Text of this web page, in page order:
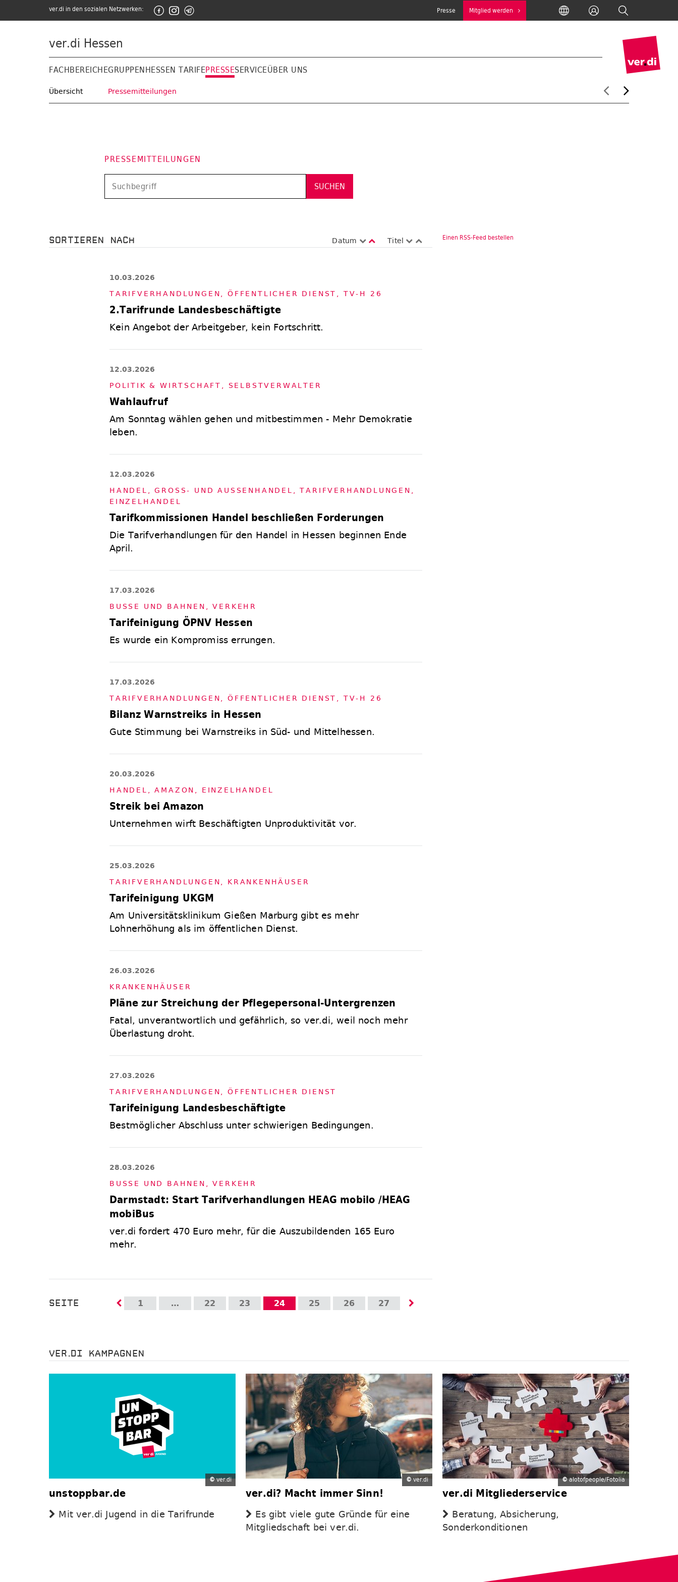
ver.di in den sozialen Netzwerken: Presse Mitglied werden InternationalAnmelden
ver.di Hessen
FACHBEREICHEGRUPPENHESSEN TARIFEPRESSESERVICEÜBER UNS
Übersicht Pressemitteilungen
PRESSEMITTEILUNGEN
SORTIEREN NACH Datum Titel
10.03.2026
TA­RIF­VER­HAND­LUN­GEN
,ÖF­FENT­LI­CHER DIENST TV-H 26
2.Tarifrunde Landesbeschäftigte
Kein Angebot der Arbeitgeber, kein Fortschritt.
12.03.2026
PO­LI­TIK & WIRT­SCHAFT
SELBST­VER­WAL­TER
Wahlaufruf
Am Sonntag wählen gehen und mitbestimmen - Mehr Demokratie
leben.
12.03.2026
HAN­DEL
,GROSS- UND AU­SSEN­HAN­DEL ,TA­RIF­VER­HAND­LUN­GEN
EIN­ZEL­HAN­DEL
Tarifkommissionen Handel beschließen Forderungen
Die Tarifverhandlungen für den Handel in Hessen beginnen Ende
April.
17.03.2026
BUS­SE UND BAH­NEN
,VER­KEHR
Tarifeinigung ÖPNV Hessen
Es wurde ein Kompromiss errungen.
17.03.2026
TA­RIF­VER­HAND­LUN­GEN
,ÖF­FENT­LI­CHER DIENST TV-H 26
Bilanz Warnstreiks in Hessen
Gute Stimmung bei Warnstreiks in Süd- und Mittelhessen.
20.03.2026
HAN­DEL
,AMA­ZON EIN­ZEL­HAN­DEL
Streik bei Amazon
Unternehmen wirft Beschäftigten Unproduktivität vor.
25.03.2026
TA­RIF­VER­HAND­LUN­GEN
KRAN­KEN­HÄU­SER
Tarifeinigung UKGM
Am Universitätsklinikum Gießen Marburg gibt es mehr
Lohnerhöhung als im öffentlichen Dienst.
26.03.2026
KRAN­KEN­HÄU­SER
Pläne zur Streichung der Pflegepersonal-Untergrenzen
Fatal, unverantwortlich und gefährlich, so ver.di, weil noch mehr
Überlastung droht.
27.03.2026
TA­RIF­VER­HAND­LUN­GEN
,ÖF­FENT­LI­CHER DIENST
Tarifeinigung Landesbeschäftigte
Bestmöglicher Abschluss unter schwierigen Bedingungen.
28.03.2026
BUS­SE UND BAH­NEN
,VER­KEHR
Darmstadt: Start Tarifverhandlungen HEAG mobilo /HEAG
mobiBus
ver.di fordert 470 Euro mehr, für die Auszubildenden 165 Euro
mehr.
SEITE 1 … 22 23 24 25 26 27
Einen RSS-Feed bestellen
VER.DI KAMPAGNEN
©ver.di
unstoppbar.de
Mit ver.di Jugend in die Tarifrunde
© ver.di
ver.di? Macht immer Sinn!
Es gibt viele gute Gründe für eine
Mitgliedschaft bei ver.di.
©alotofpeople/Fotolia
ver.di Mitgliederservice
Beratung, Absicherung,
Sonderkonditionen